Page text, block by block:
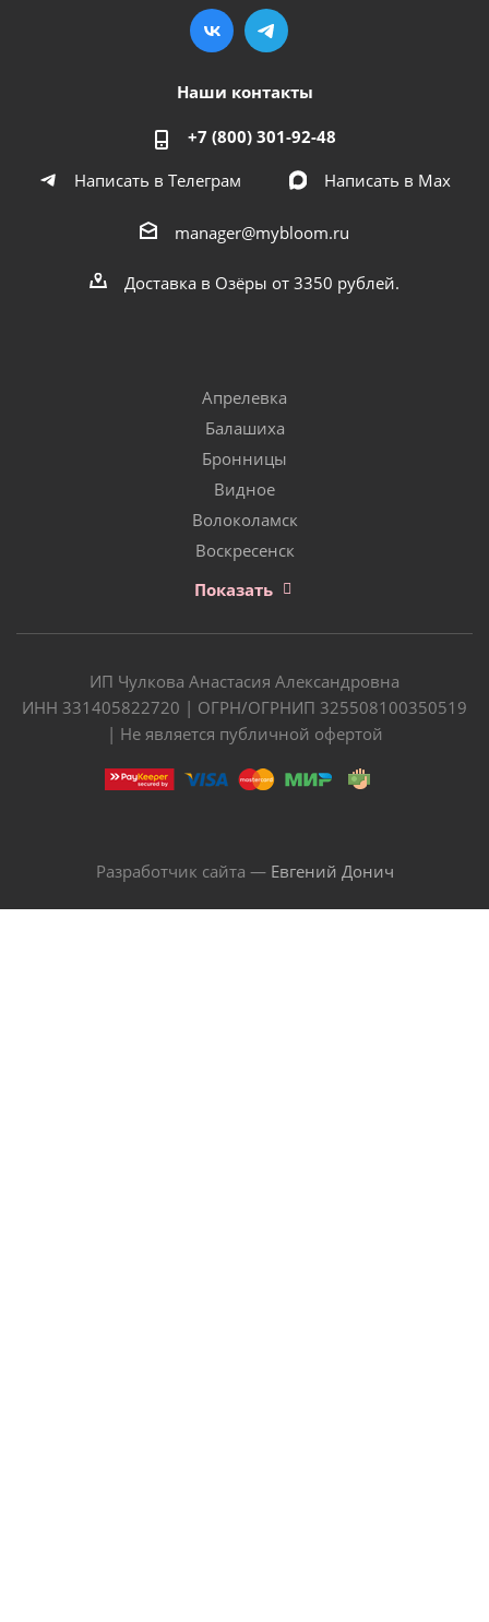
Наши контакты
+7 (800) 301-92-48
Написать в Телеграм
Написать в Мах
manager@mybloom.ru
Доставка в Озёры от 3350 рублей.
Апрелевка
Балашиха
Бронницы
Видное
Волоколамск
Воскресенск
Показать
ИП Чулкова Анастасия Александровна
ИНН 331405822720 | ОГРН/ОГРНИП 325508100350519
| Не является публичной офертой
Разработчик сайта — Евгений Донич